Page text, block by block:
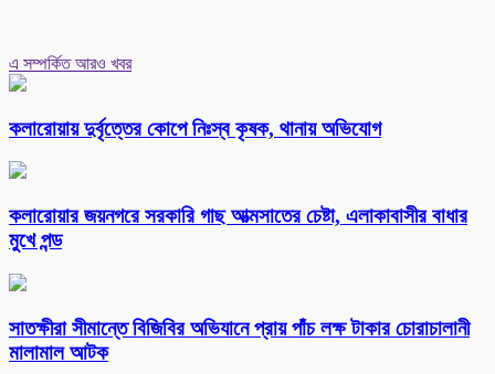
এ সম্পর্কিত আরও খবর
কলারোয়ায় দুর্বৃত্তের কোপে নিঃস্ব কৃষক, থানায় অভিযোগ
কলারোয়ার জয়নগরে সরকারি গাছ আত্মসাতের চেষ্টা, এলাকাবাসীর বাধার
মুখে পন্ড
সাতক্ষীরা সীমান্তে বিজিবির অভিযানে প্রায় পাঁচ লক্ষ টাকার চোরাচালানী
মালামাল আটক